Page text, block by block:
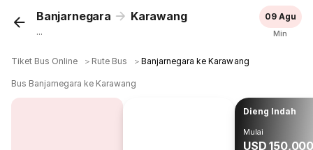
Banjarnegara Karawang
...
09 Agu
Min
Tiket Bus Online ＞ Rute Bus ＞Banjarnegara ke Karawang
Bus Banjarnegara ke Karawang
Dieng Indah
Mulai
USD